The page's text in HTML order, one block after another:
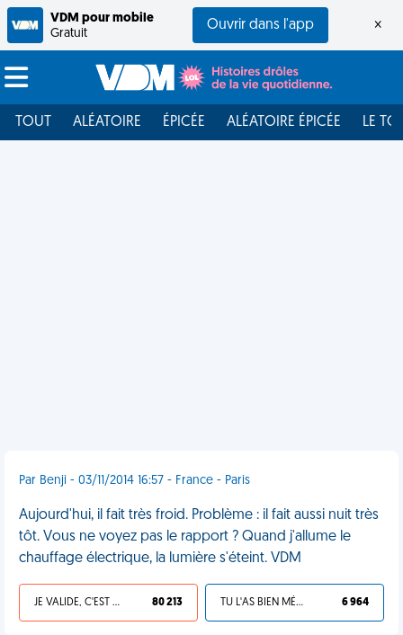
VDM pour mobile
Gratuit
Ouvrir dans l'app ×
TOUT ALÉATOIRE ÉPICÉE ALÉATOIRE ÉPICÉE LE
Par Benji - 03/11/2014 16:57 - France - Paris
Aujourd'hui, il fait très froid. Problème : il fait aussi nuit très
tôt. Vous ne voyez pas le rapport ? Quand j'allume le
chauffage électrique, la lumière s'éteint. VDM
JE VALIDE, C'EST UNE VDM 80 213 TU L'AS BIEN MÉRITÉ 6 964